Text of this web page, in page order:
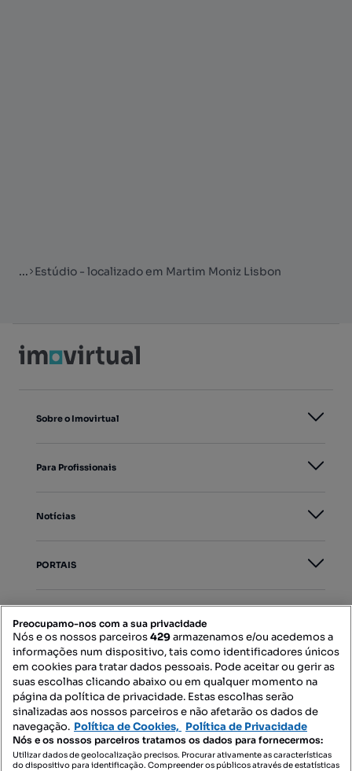
... Estúdio - localizado em Martim Moniz Lisbon
Sobre o Imovirtual
Para Profissionais
Notícias
PORTAIS
Contacte-nos
SIGA-NOS:
Preocupamo-nos com a sua privacidade
Nós e os nossos parceiros429armazenamos e/ou acedemos a
informações num dispositivo, tais como identificadores únicos
em cookies para tratar dados pessoais. Pode aceitar ou gerir as
suas escolhas clicando abaixo ou em qualquer momento na
página da política de privacidade. Estas escolhas serão
sinalizadas aos nossos parceiros e não afetarão os dados de
navegação. Política de Cookies, Política de Privacidade
Nós e os nossos parceiros tratamos os dados para fornecermos:
Utilizar dados de geolocalização precisos. Procurar ativamente as características
do dispositivo para identificação. Compreender os públicos através de estatísticas